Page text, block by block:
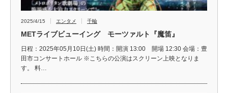
2025/4/15 エンタメ 千輪
METライブビューイング モーツァルト『魔笛』
日程：2025年05月10日(土) 時間：開演 13:00 開場 12:30 会場：豊
田市コンサートホール ※こちらの公演はスクリーン上映となりま
す。 料…